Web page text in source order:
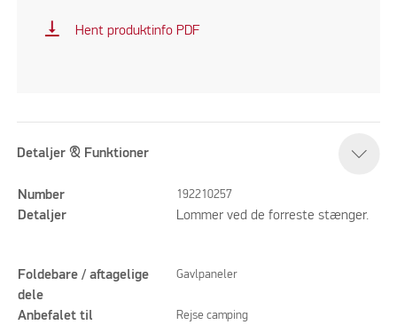
vertical_align_bottom Hent produktinfo PDF
Detaljer & Funktioner
Number 192210257
Detaljer Lommer ved de forreste stænger.
Foldebare / aftagelige
dele
Gavlpaneler
Anbefalet til Rejse camping